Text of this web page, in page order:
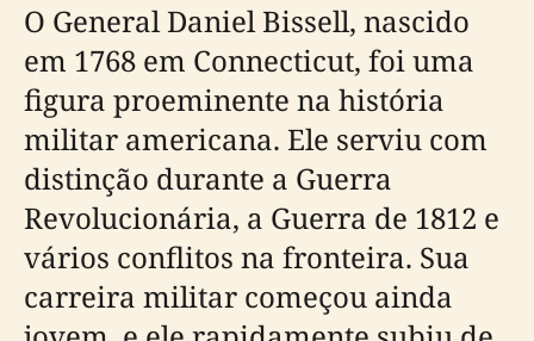
O General Daniel Bissell, nascido
em 1768 em Connecticut, foi uma
figura proeminente na história
militar americana. Ele serviu com
distinção durante a Guerra
Revolucionária, a Guerra de 1812 e
vários conflitos na fronteira. Sua
carreira militar começou ainda